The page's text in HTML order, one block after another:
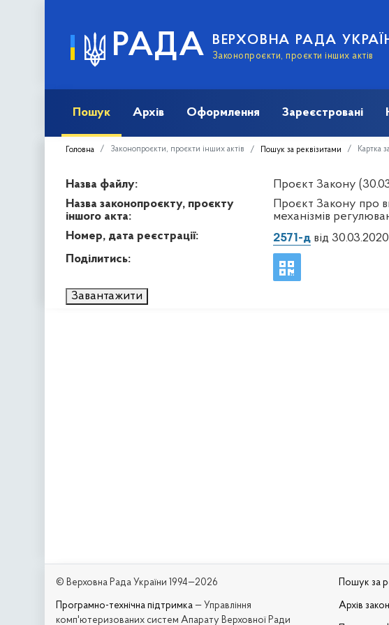
РАДА ВЕРХОВНА РАДА
Законопроєкти, проєкти інших актів
Пошук Архів Оформлення Зареєстровані
Головна Законопроєкти, проєкти інших актів Пошук за реквізитами Картка
Назва файлу:
Проєкт Закону
Назва законопроєкту, проєкту
іншого акта:
Проєкт Закону про
механізмів
Номер, дата реєстрації:
2571-двід 30.03.2020
Поділитись:
Завантажити
© Верховна Рада України 1994—2026
Програмно-технічна підтримка — Управління
комп'ютеризованих систем Апарату Верховної Ради
Пошук за
Архів